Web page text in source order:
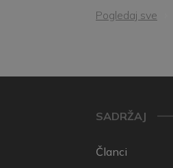
Pogledaj sve
SADRŽAJ
Članci